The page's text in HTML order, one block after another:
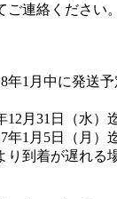
連絡ください。
1月中に発送予
月31日（水）
1月5日（月）
到着が遅れる